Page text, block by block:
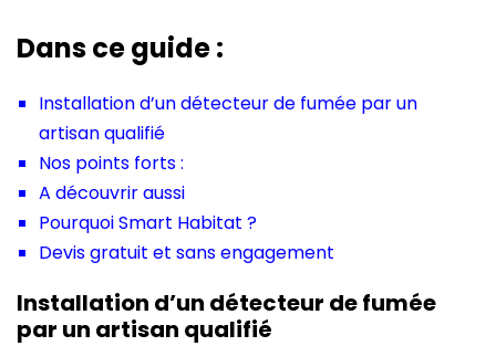
Dans ce guide :
Installation d’un détecteur de fumée par un
artisan qualifié
Nos points forts :
A découvrir aussi
Pourquoi Smart Habitat ?
Devis gratuit et sans engagement
Installation d’un détecteur de fumée
par un artisan qualifié